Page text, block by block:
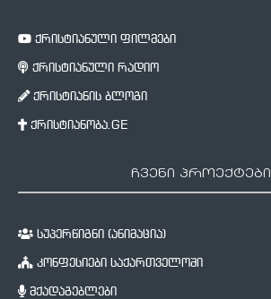
ქრისტიანული ფილმები
ქრისტიანული რადიო
ქრისტიანის ბლოგი
ქრისტიანობა.GE
ჩვენი პროექტები
სუპერწიგნი (ანიმაცია)
კონფესიები საქართველოში
მქადაგებლები